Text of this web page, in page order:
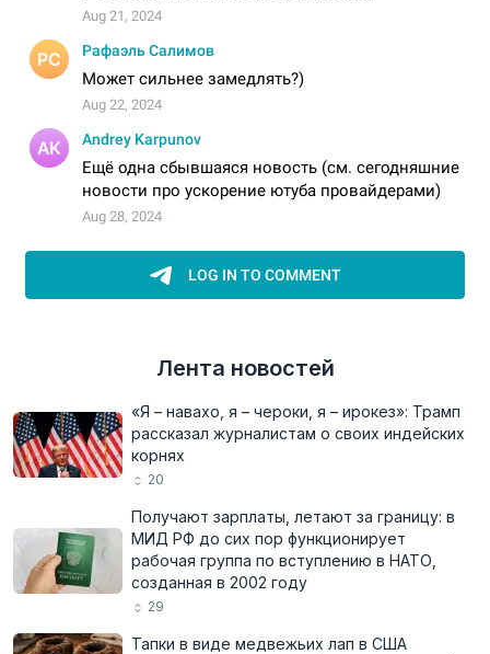
Лента новостей
«Я – навахо, я – чероки, я – ирокез»: Трамп
рассказал журналистам о своих индейских
корнях
20
Получают зарплаты, летают за границу: в
МИД РФ до сих пор функционирует
рабочая группа по вступлению в НАТО,
созданная в 2002 году
29
Тапки в виде медвежьих лап в США